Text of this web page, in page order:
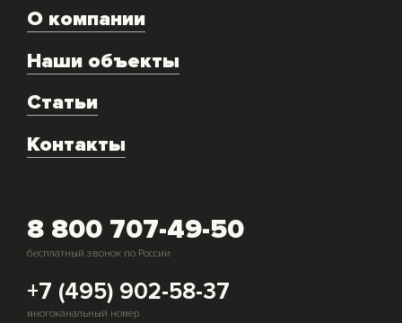
Экспертиза объекта
Техническое обслуживание
Аренда
Монтаж и подключение оборудования
Скупка генераторов
О компании
Наши объекты
Статьи
Контакты
8 800 707-49-50
бесплатный звонок по России
+7 (495) 902-58-37
многоканальный номер